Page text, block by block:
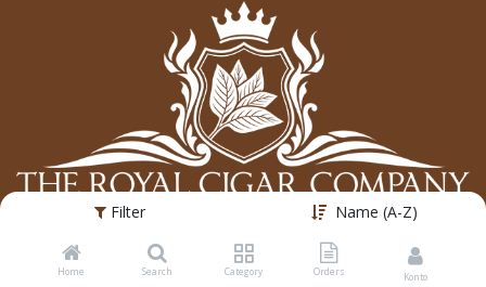
Filter Name (A-Z)
Home Search Category Orders Konto
The Royal Cigar Company AG